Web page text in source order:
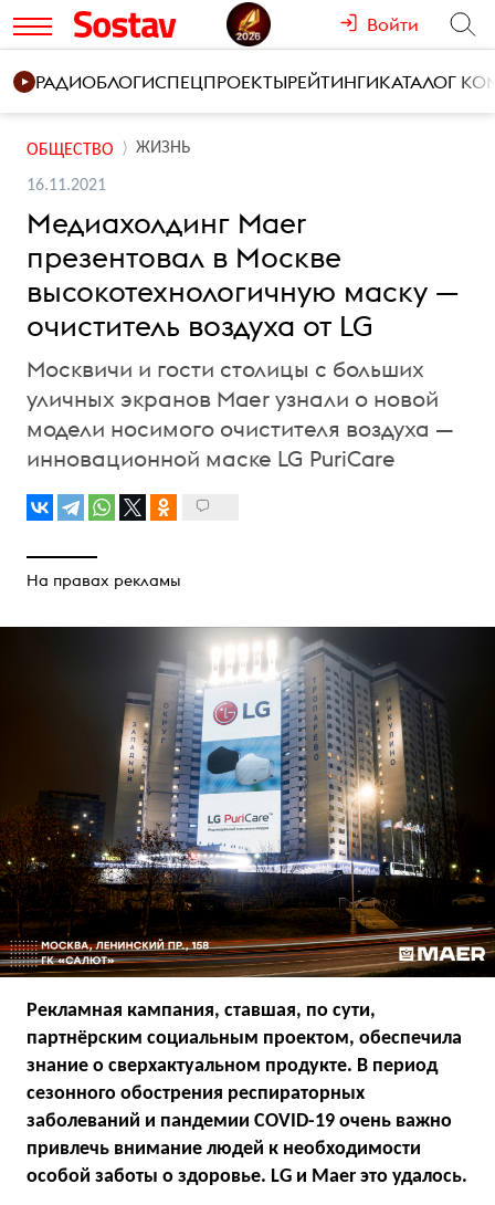
Войти
РАДИОБЛОГИСПЕЦПРОЕКТЫРЕЙТИНГИКАТАЛОГ
ОБЩЕСТВО ЖИЗНЬ
16.11.2021
Медиахолдинг Maer
презентовал в Москве
высокотехнологичную маску —
очиститель воздуха от LG
Москвичи и гости столицы с больших
уличных экранов Maer узнали о новой
модели носимого очистителя воздуха —
инновационной маске LG PuriCare
На правах рекламы
Рекламная кампания, ставшая, по сути,
партнёрским социальным проектом, обеспечила
знание о сверхактуальном продукте. В период
сезонного обострения респираторных
заболеваний и пандемии COVID-19 очень важно
привлечь внимание людей к необходимости
особой заботы о здоровье. LG и Maer это удалось.